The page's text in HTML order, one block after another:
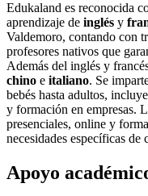
Edukaland es reconocida
aprendizaje de inglés y
Valdemoro, contando con
profesores nativos que
Además del inglés y
chino e italiano. Se
bebés hasta adultos,
y formación en empresas.
presenciales, online y
necesidades específicas de
Apoyo